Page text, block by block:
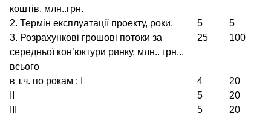
коштів, млн..грн.
2. Термін експлуатації проекту, роки. 5
5
3. Розрахункові грошові потоки за
середньої кон’юктури ринку, млн.. грн..,
всього
25 100
в т.ч. по рокам : I 4
20
5
20
5
20